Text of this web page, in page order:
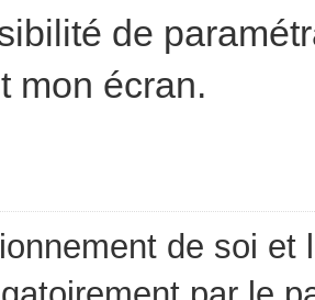
de
mon écran.
de soi